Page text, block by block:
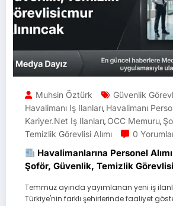
Muhsin Öztürk Güvenlik
Havalimanı Iş Ilanları, Havalimanı
Kariyer.net Iş Ilanları, OCC Memuru,
Temizlik Görevlisi Alımı
0
Havalimanlarına Personel
Şoför, Güvenlik, Temizlik
Temmuz ayında yayımlanan yeni iş
Türkiye'nin farklı şehirlerinde faaliyet